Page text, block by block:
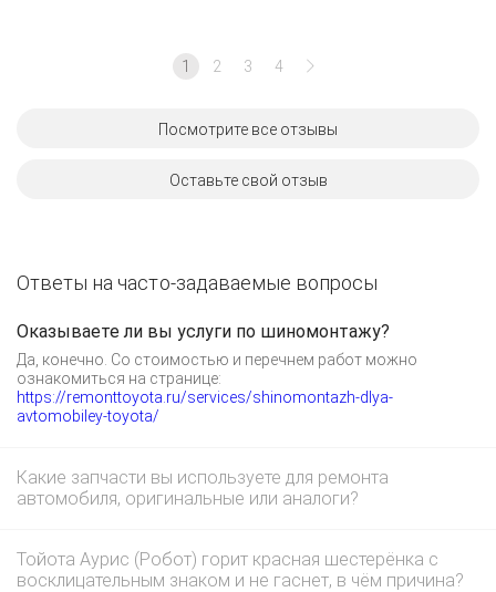
1 2 3 4
Посмотрите все отзывы
Оставьте свой отзыв
Ответы на часто-задаваемые вопросы
Оказываете ли вы услуги по шиномонтажу?
Да, конечно. Со стоимостью и перечнем работ можно
ознакомиться на странице:
https://remonttoyota.ru/services/shinomontazh-dlya-
avtomobiley-toyota/
Какие запчасти вы используете для ремонта
автомобиля, оригинальные или аналоги?
Тойота Аурис (Робот) горит красная шестерёнка с
восклицательным знаком и не гаснет, в чём причина?